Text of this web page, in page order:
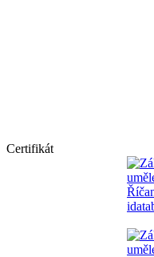
Certifikát